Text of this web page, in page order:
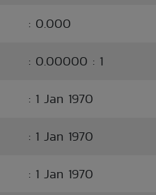
: 0.000
: 0.00000 : 1
: 1 Jan 1970
: 1 Jan 1970
: 1 Jan 1970